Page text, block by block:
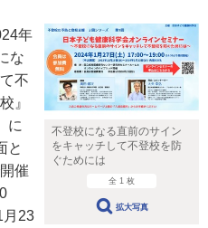
不登校になる直前のサイン
をキャッチして不登校を防
ぐためには
全 1 枚
拡大写真
年
な
不
』
に
と
催
月23